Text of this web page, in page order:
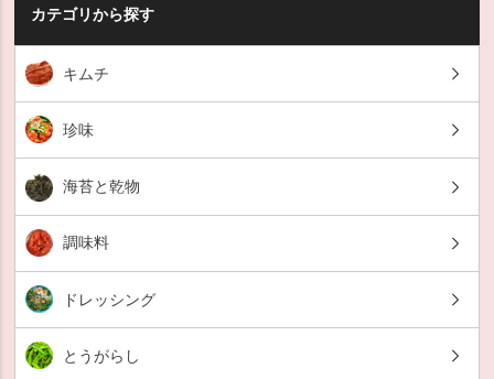
カテゴリから探す
キムチ
珍味
海苔と乾物
調味料
ドレッシング
とうがらし